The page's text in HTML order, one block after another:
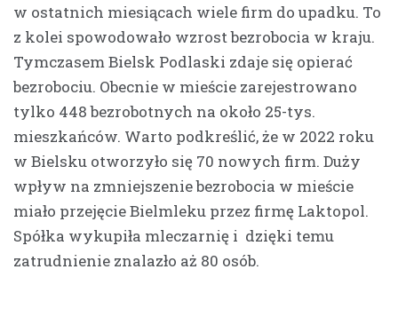
w ostatnich miesiącach wiele firm do upadku. To
z kolei spowodowało wzrost bezrobocia w kraju.
Tymczasem Bielsk Podlaski zdaje się opierać
bezrobociu. Obecnie w mieście zarejestrowano
tylko 448 bezrobotnych na około 25-tys.
mieszkańców. Warto podkreślić, że w 2022 roku
w Bielsku otworzyło się 70 nowych firm. Duży
wpływ na zmniejszenie bezrobocia w mieście
miało przejęcie Bielmleku przez firmę Laktopol.
Spółka wykupiła mleczarnię i dzięki temu
zatrudnienie znalazło aż 80 osób.